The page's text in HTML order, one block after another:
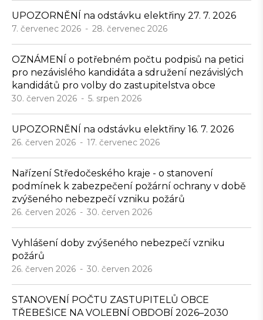
UPOZORNĚNÍ na odstávku elektřiny 27. 7. 2026
7. červenec 2026 28. červenec 2026
OZNÁMENÍ o potřebném počtu podpisů na petici
pro nezávislého kandidáta a sdružení nezávislých
kandidátů pro volby do zastupitelstva obce
30. červen 2026 5. srpen 2026
UPOZORNĚNÍ na odstávku elektřiny 16. 7. 2026
26. červen 2026 17. červenec 2026
Nařízení Středočeského kraje - o stanovení
podmínek k zabezpečení požární ochrany v době
zvýšeného nebezpečí vzniku požárů
26. červen 2026 30. červen 2026
Vyhlášení doby zvýšeného nebezpečí vzniku
požárů
26. červen 2026 30. červen 2026
STANOVENÍ POČTU ZASTUPITELŮ OBCE
TŘEBEŠICE NA VOLEBNÍ OBDOBÍ 2026–2030